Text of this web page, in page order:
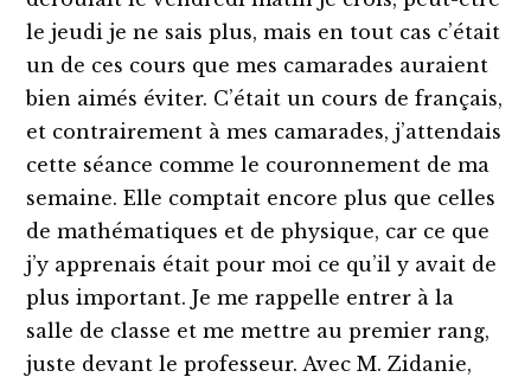
le jeudi je ne sais plus, mais en tout cas c’était
un de ces cours que mes camarades auraient
bien aimés éviter. C’était un cours de français,
et contrairement à mes camarades, j’attendais
cette séance comme le couronnement de ma
semaine. Elle comptait encore plus que celles
de mathématiques et de physique, car ce que
j’y apprenais était pour moi ce qu’il y avait de
plus important. Je me rappelle entrer à la
salle de classe et me mettre au premier rang,
juste devant le professeur. Avec M. Zidanie,